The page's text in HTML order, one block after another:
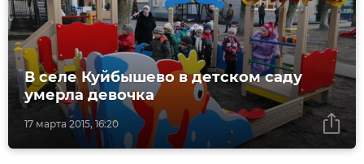
17 марта 2015, 16:20
В селе Куйбышево в детском саду
умерла девочка